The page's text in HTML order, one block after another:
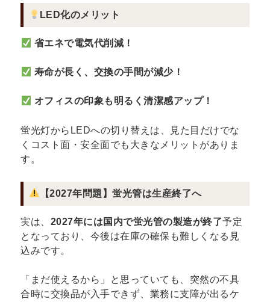
LED化のメリット
省エネで電気代削減！
寿命が長く、交換の手間が減少！
オフィスの印象も明るく清潔感アップ！
蛍光灯からLEDへの切り替えは、見た目だけでな
くコスト面・安全面でも大きなメリットがありま
す。
【2027年問題】蛍光管は生産終了へ
実は、 2027年には国内で蛍光管の製造が終了予定
となっており、今後は在庫の確保も難しくなる見
込みです。
「まだ使えるから」と思っていても、突然の不具
合時に交換品が入手できず、業務に支障が出るケ